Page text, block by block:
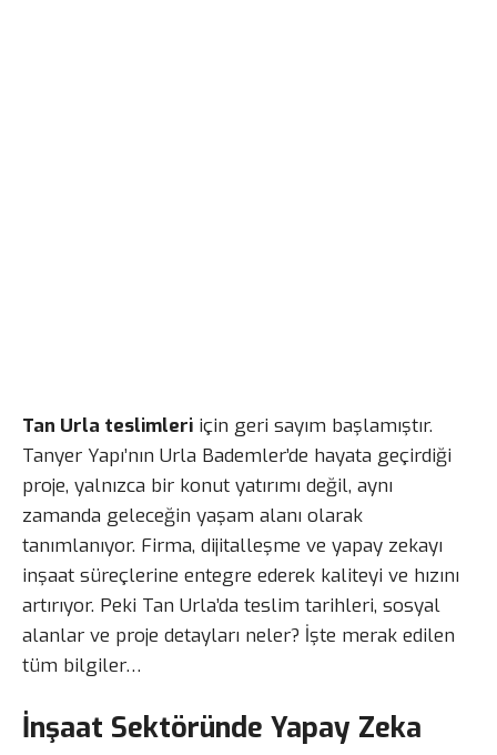
Tan Urla teslimleri için geri sayım başlamıştır.
Tanyer Yapı’nın Urla Bademler’de hayata geçirdiği
proje, yalnızca bir konut yatırımı değil, aynı
zamanda geleceğin yaşam alanı olarak
tanımlanıyor. Firma, dijitalleşme ve yapay zekayı
inşaat süreçlerine entegre ederek kaliteyi ve hızını
artırıyor. Peki Tan Urla’da teslim tarihleri, sosyal
alanlar ve proje detayları neler? İşte merak edilen
tüm bilgiler…
İnşaat Sektöründe Yapay Zeka